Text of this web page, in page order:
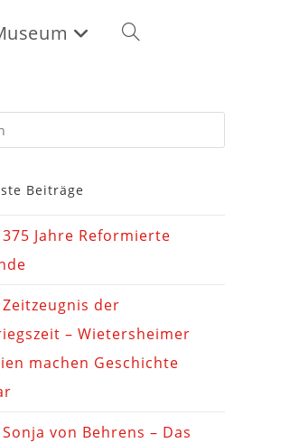
Beiträge
Jahre Reformierte
der
– Wietersheimer
machen Geschichte
von Behrens – Das